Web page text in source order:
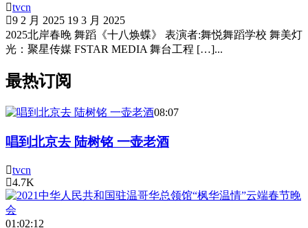
tvcn
9 2 月 2025 19 3 月 2025
2025北岸春晚 舞蹈《十八焕蝶》 表演者:舞悦舞蹈学校 舞美灯
光：聚星传媒 FSTAR MEDIA 舞台工程 […]...
最热订阅
08:07
唱到北京去 陆树铭 一壶老酒
tvcn
4.7K
01:02:12